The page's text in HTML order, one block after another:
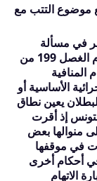
موضوع التتب مع
في مسألة
الغصل 199 من
المنافية
الأساسية أو
يعين نطاق
بتونس إذ أقرت
منوالها بعض
في موقفها
أحكام أخرى
الاتهام